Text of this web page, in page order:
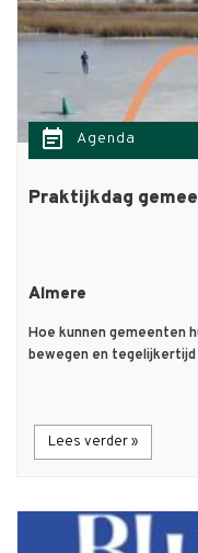
event_note Agenda
Praktijkdag
Almere
Hoe kunnen gemeenten
bewegen en
Lees verder »